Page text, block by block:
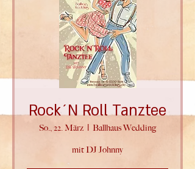
Rock´N Roll Tanztee
So., 22. März
  |
Ballhaus Wedding
mit DJ Johnny